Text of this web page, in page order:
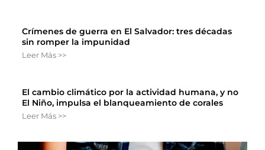
Crímenes de guerra en El Salvador: tres décadas
sin romper la impunidad
Leer Más >>
El cambio climático por la actividad humana, y no
El Niño, impulsa el blanqueamiento de corales
Leer Más >>